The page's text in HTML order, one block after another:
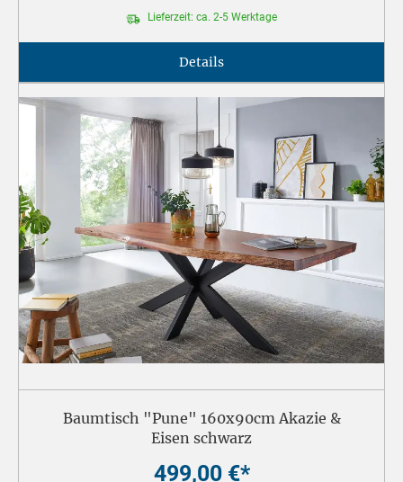
Lieferzeit: ca. 2-5 Werktage
Details
Baumtisch "Pune" 160x90cm Akazie &
Eisen schwarz
499,00 €*